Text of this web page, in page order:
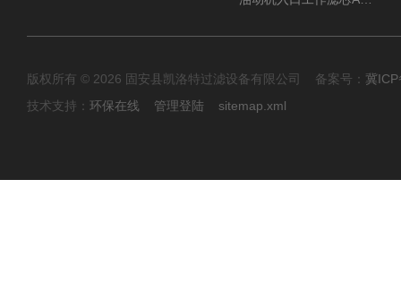
版权所有 © 2026 固安县凯洛特过滤设备有限公司 备案号： 冀
技术支持： 环保在线 管理登陆 sitemap.xml